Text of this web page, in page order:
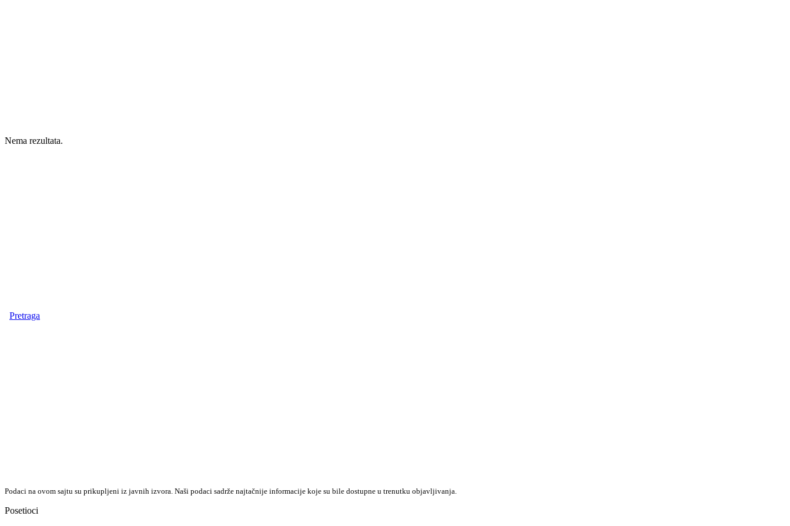
Nema rezultata.
Pretraga
Podaci na ovom sajtu su prikupljeni iz javnih izvora. Naši podaci sadrže najtačnije informacije koje su bile dostupne u trenutku objavljivanja.
Posetioci